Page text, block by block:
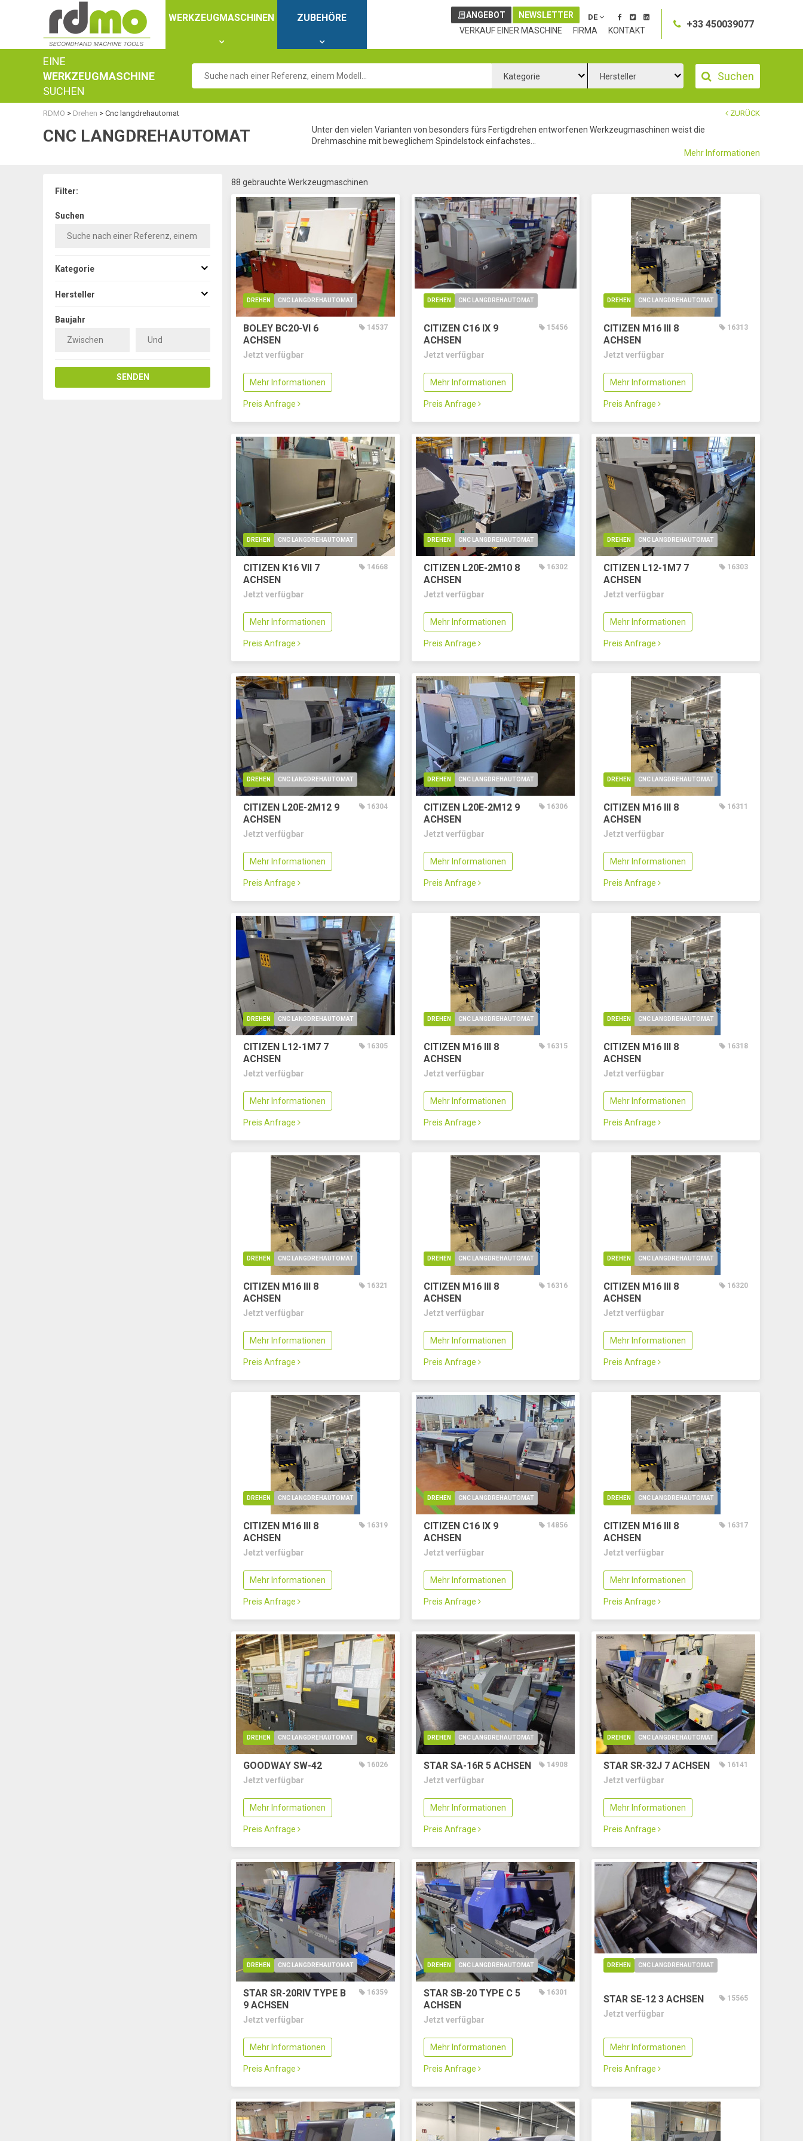
WERKZEUGMASCHINEN ZUBEHÖRE
+33 450039077
ANGEBOT NEWSLETTER DE
VERKAUF EINER MASCHINE FIRMA KONTAKT
EINE
WERKZEUGMASCHINE
SUCHEN
Kategorie Hersteller Suchen
ZURÜCK
RDMO > Drehen > Cnc langdrehautomat
CNC LANGDREHAUTOMAT
Unter den vielen Varianten von besonders fürs Fertigdrehen entworfenen Werkzeugmaschinen weist die
Drehmaschine mit beweglichem Spindelstock einfachstes...
Mehr Informationen
Filter:
Suchen
Kategorie
Hersteller
Baujahr
SENDEN
88 gebrauchte Werkzeugmaschinen
DREHEN CNC LANGDREHAUTOMAT
BOLEY BC20-VI 6
ACHSEN
14537
Jetzt verfügbar
Mehr Informationen
Preis Anfrage
DREHEN CNC LANGDREHAUTOMAT
CITIZEN C16 IX 9
ACHSEN
15456
Jetzt verfügbar
Mehr Informationen
Preis Anfrage
DREHEN CNC LANGDREHAUTOMAT
CITIZEN M16 III 8
ACHSEN
16313
Jetzt verfügbar
Mehr Informationen
Preis Anfrage
DREHEN CNC LANGDREHAUTOMAT
CITIZEN K16 VII 7
ACHSEN
14668
Jetzt verfügbar
Mehr Informationen
Preis Anfrage
DREHEN CNC LANGDREHAUTOMAT
CITIZEN L20E-2M10 8
ACHSEN
16302
Jetzt verfügbar
Mehr Informationen
Preis Anfrage
DREHEN CNC LANGDREHAUTOMAT
CITIZEN L12-1M7 7
ACHSEN
16303
Jetzt verfügbar
Mehr Informationen
Preis Anfrage
DREHEN CNC LANGDREHAUTOMAT
CITIZEN L20E-2M12 9
ACHSEN
16304
Jetzt verfügbar
Mehr Informationen
Preis Anfrage
DREHEN CNC LANGDREHAUTOMAT
CITIZEN L20E-2M12 9
ACHSEN
16306
Jetzt verfügbar
Mehr Informationen
Preis Anfrage
DREHEN CNC LANGDREHAUTOMAT
CITIZEN M16 III 8
ACHSEN
16311
Jetzt verfügbar
Mehr Informationen
Preis Anfrage
DREHEN CNC LANGDREHAUTOMAT
CITIZEN L12-1M7 7
ACHSEN
16305
Jetzt verfügbar
Mehr Informationen
Preis Anfrage
DREHEN CNC LANGDREHAUTOMAT
CITIZEN M16 III 8
ACHSEN
16315
Jetzt verfügbar
Mehr Informationen
Preis Anfrage
DREHEN CNC LANGDREHAUTOMAT
CITIZEN M16 III 8
ACHSEN
16318
Jetzt verfügbar
Mehr Informationen
Preis Anfrage
DREHEN CNC LANGDREHAUTOMAT
CITIZEN M16 III 8
ACHSEN
16321
Jetzt verfügbar
Mehr Informationen
Preis Anfrage
DREHEN CNC LANGDREHAUTOMAT
CITIZEN M16 III 8
ACHSEN
16316
Jetzt verfügbar
Mehr Informationen
Preis Anfrage
DREHEN CNC LANGDREHAUTOMAT
CITIZEN M16 III 8
ACHSEN
16320
Jetzt verfügbar
Mehr Informationen
Preis Anfrage
DREHEN CNC LANGDREHAUTOMAT
CITIZEN M16 III 8
ACHSEN
16319
Jetzt verfügbar
Mehr Informationen
Preis Anfrage
DREHEN CNC LANGDREHAUTOMAT
CITIZEN C16 IX 9
ACHSEN
14856
Jetzt verfügbar
Mehr Informationen
Preis Anfrage
DREHEN CNC LANGDREHAUTOMAT
CITIZEN M16 III 8
ACHSEN
16317
Jetzt verfügbar
Mehr Informationen
Preis Anfrage
DREHEN CNC LANGDREHAUTOMAT
GOODWAY SW-42 16026
Jetzt verfügbar
Mehr Informationen
Preis Anfrage
DREHEN CNC LANGDREHAUTOMAT
STAR SA-16R 5 ACHSEN 14908
Jetzt verfügbar
Mehr Informationen
Preis Anfrage
DREHEN CNC LANGDREHAUTOMAT
STAR SR-32J 7 ACHSEN 16141
Jetzt verfügbar
Mehr Informationen
Preis Anfrage
DREHEN CNC LANGDREHAUTOMAT
STAR SR-20RIV TYPE B
9 ACHSEN
16359
Jetzt verfügbar
Mehr Informationen
Preis Anfrage
DREHEN CNC LANGDREHAUTOMAT
STAR SB-20 TYPE C 5
ACHSEN
16301
Jetzt verfügbar
Mehr Informationen
Preis Anfrage
DREHEN CNC LANGDREHAUTOMAT
STAR SE-123 ACHSEN 15565
Jetzt verfügbar
Mehr Informationen
Preis Anfrage